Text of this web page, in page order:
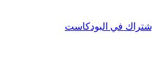
إشتراك في البودكاست